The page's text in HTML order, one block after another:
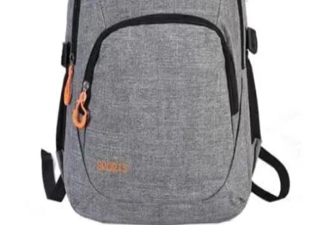
Quick View
Εξαντλημένο
ΑΝΔΡΙΚΑ
Υφασμάτινη τσάντα πλάτης Sport
18,00€